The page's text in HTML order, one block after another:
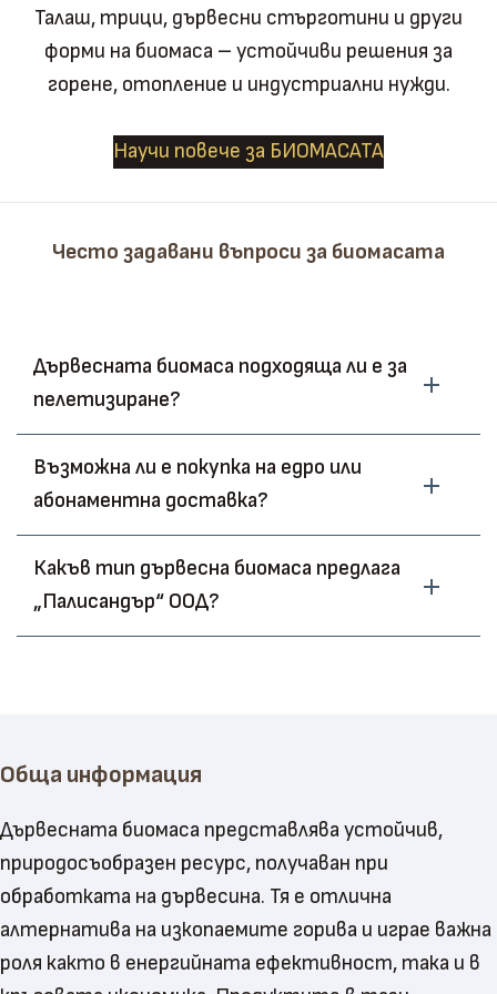
Талаш, трици, дървесни стърготини и други
форми на биомаса – устойчиви решения за
горене, отопление и индустриални нужди.
Научи повече за БИОМАСАТА
Често задавани въпроси за биомасата
Дървесната биомаса подходяща ли е за
пелетизиране?
Възможна ли е покупка на едро или
абонаментна доставка?
Какъв тип дървесна биомаса предлага
„Палисандър“ ООД?
Обща информация
Дървесната биомаса представлява устойчив,
природосъобразен ресурс, получаван при
обработката на дървесина. Тя е отлична
алтернатива на изкопаемите горива и играе важна
роля както в енергийната ефективност, така и в